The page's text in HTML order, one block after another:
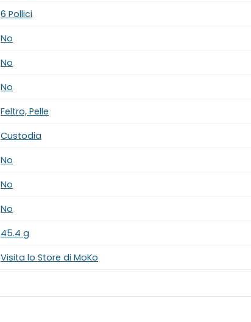
‎6 Pollici
‎No
‎No
‎No
‎Feltro, Pelle
‎Custodia
‎No
‎No
‎No
‎45.4 g
Visita lo Store di MoKo